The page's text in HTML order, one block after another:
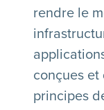
rendre le
conçues et
principes